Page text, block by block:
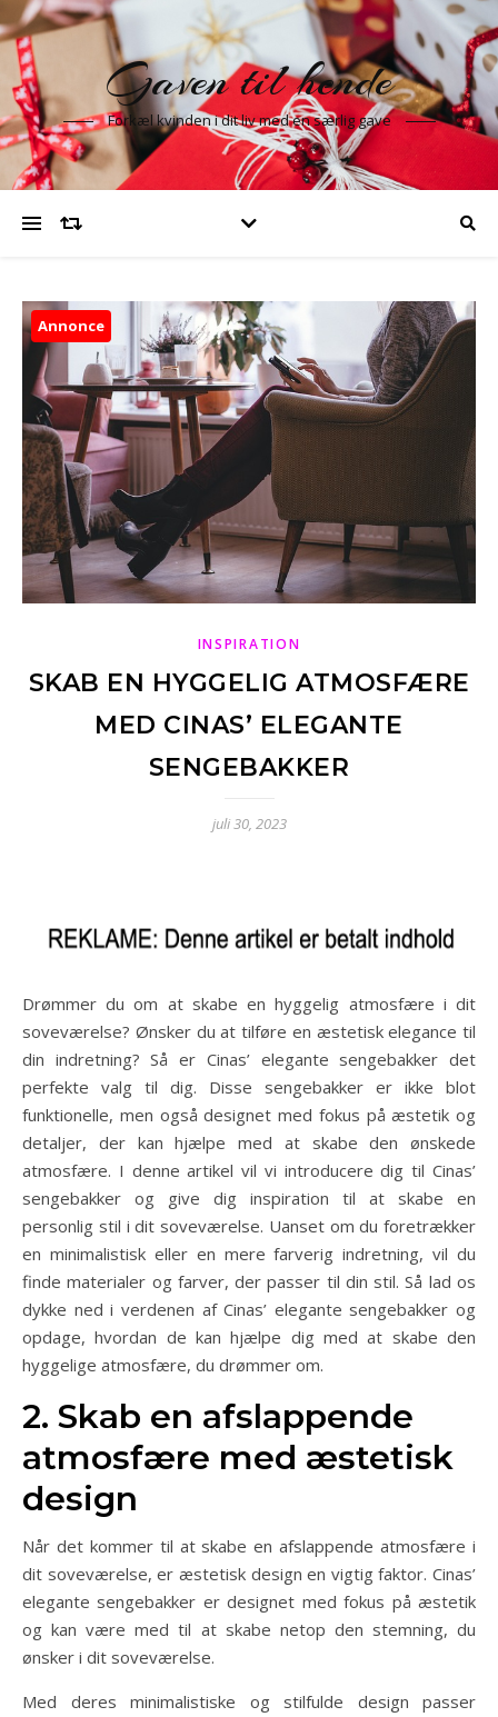
Gaven til hende
Forkæl kvinden i dit liv med en særlig gave
Annonce
INSPIRATION
SKAB EN HYGGELIG ATMOSFÆRE
MED CINAS’ ELEGANTE
SENGEBAKKER
juli 30, 2023
Drømmer du om at skabe en hyggelig atmosfære i dit
soveværelse? Ønsker du at tilføre en æstetisk elegance til
din indretning? Så er Cinas’ elegante sengebakker det
perfekte valg til dig. Disse sengebakker er ikke blot
funktionelle, men også designet med fokus på æstetik og
detaljer, der kan hjælpe med at skabe den ønskede
atmosfære. I denne artikel vil vi introducere dig til Cinas’
sengebakker og give dig inspiration til at skabe en
personlig stil i dit soveværelse. Uanset om du foretrækker
en minimalistisk eller en mere farverig indretning, vil du
finde materialer og farver, der passer til din stil. Så lad os
dykke ned i verdenen af Cinas’ elegante sengebakker og
opdage, hvordan de kan hjælpe dig med at skabe den
hyggelige atmosfære, du drømmer om.
2. Skab en afslappende
atmosfære med æstetisk
design
Når det kommer til at skabe en afslappende atmosfære i
dit soveværelse, er æstetisk design en vigtig faktor. Cinas’
elegante sengebakker er designet med fokus på æstetik
og kan være med til at skabe netop den stemning, du
ønsker i dit soveværelse.
Med deres minimalistiske og stilfulde design passer